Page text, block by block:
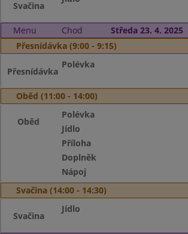
Svačina
Menu Chod
Středa 23. 4. 2025
Přesnídávka (9:00 - 9:15)
Přesnídávka
Polévka
Oběd (11:00 - 14:00)
Oběd
Polévka
Jídlo
Příloha
Doplněk
Nápoj
Svačina (14:00 - 14:30)
Svačina
Jídlo